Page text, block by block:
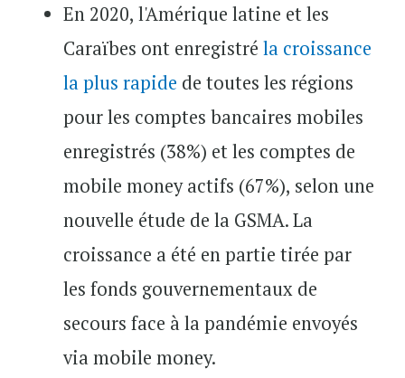
En 2020, l'Amérique latine et les
Caraïbes ont enregistré la croissance
la plus rapide de toutes les régions
pour les comptes bancaires mobiles
enregistrés (38%) et les comptes de
mobile money actifs (67%), selon une
nouvelle étude de la GSMA. La
croissance a été en partie tirée par
les fonds gouvernementaux de
secours face à la pandémie envoyés
via mobile money.